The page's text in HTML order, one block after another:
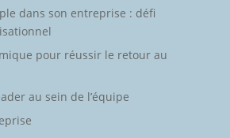
dans son entreprise : défi
pour réussir le retour au
au sein de l’équipe